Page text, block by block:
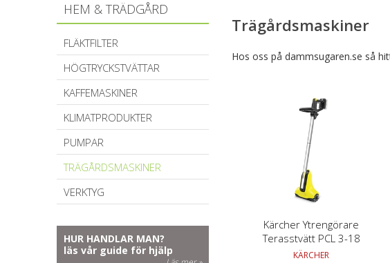
HEM & TRÄDGÅRD
FLÄKTFILTER
HÖGTRYCKSTVÄTTAR
KAFFEMASKINER
KLIMATPRODUKTER
PUMPAR
TRÄGÅRDSMASKINER
VERKTYG
HUR HANDLAR MAN?
läs vår guide för hjälp
Trägårdsmaskiner
Hos oss på dammsugaren.se så
Kärcher Ytrengörare
Terasstvätt PCL 3-18
KÄRCHER